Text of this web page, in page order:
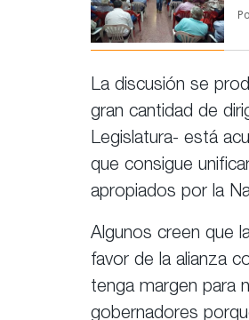
La discusión se
gran cantidad de
Legislatura- está
que consigue
apropiados por la
Algunos creen que
favor de la alianza
tenga margen para
gobernadores